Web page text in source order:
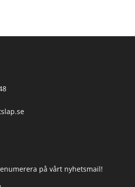
på vårt nyhetsmail!